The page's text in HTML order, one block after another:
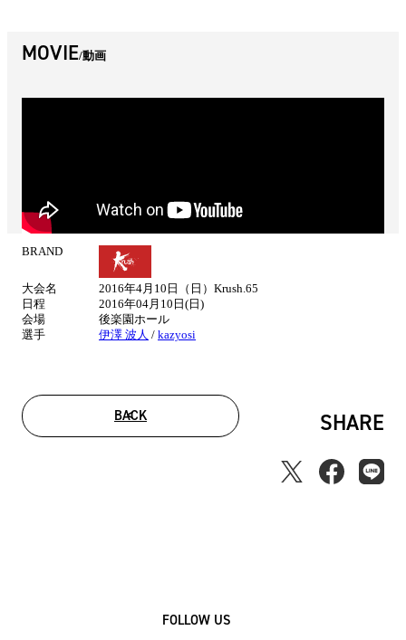
MOVIE 動画
BRAND
大会名
2016年4月10日（日）Krush.65
日程
2016年04月10日(日)
会場
後楽園ホール
選手
伊澤 波人 / kazyosi
BACK SHARE
FOLLOW US